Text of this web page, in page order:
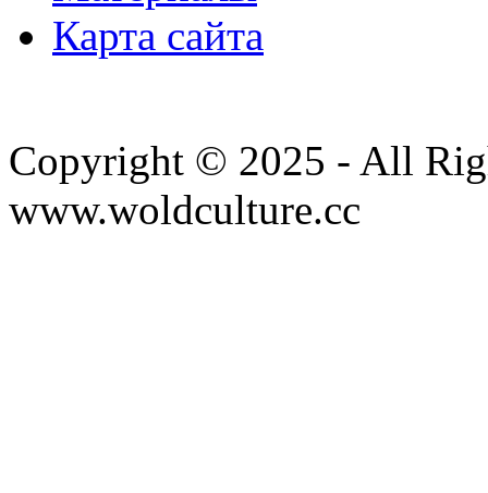
Карта сайта
Copyright © 2025 - All
www.woldculture.cc